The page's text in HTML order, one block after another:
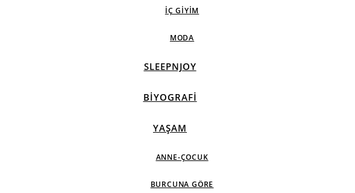
İÇ GIYIM
MODA
SLEEPNJOY
BIYOGRAFI
YAŞAM
ANNE-ÇOCUK
BURCUNA GÖRE